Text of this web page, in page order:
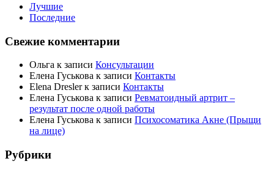
Лучшие
Последние
Свежие комментарии
Ольга к записи Консультации
Елена Гуськова к записи Контакты
Elena Dreslerк записи Контакты
Елена Гуськова к записи Ревматоидный артрит –
результат после одной работы
Елена Гуськова к записи Психосоматика Акне (Прыщи
на лице)
Рубрики